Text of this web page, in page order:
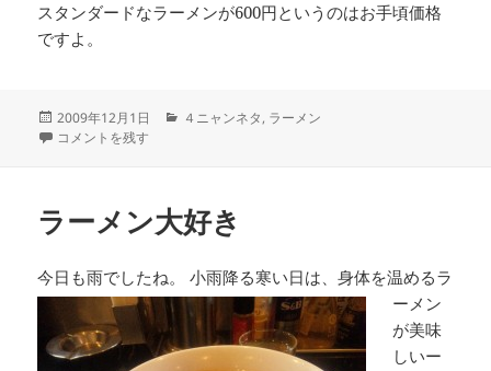
スタンダードなラーメンが600円というのはお手頃価格
ですよ。
投
稿
2009年12月1日
カ
４ニャンネタ, ラーメン
中々ラーメン に
コメントを残す
ラーメン大好き
今日も雨でしたね。小雨降る寒い日は、身体を温めるラ
ーメン
が美味
しいー